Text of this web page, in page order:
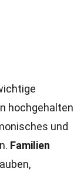
hochgehalten
und
Familien